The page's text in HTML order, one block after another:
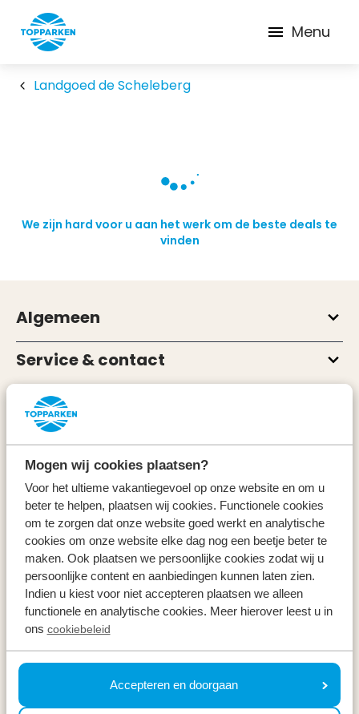
Mogen wij cookies plaatsen?
Voor het ultieme vakantiegevoel op onze website en om u
beter te helpen, plaatsen wij cookies. Functionele cookies
om te zorgen dat onze website goed werkt en analytische
cookies om onze website elke dag nog een beetje beter te
maken. Ook plaatsen we persoonlijke cookies zodat wij u
persoonlijke content en aanbiedingen kunnen laten zien.
Indien u kiest voor niet accepteren plaatsen we alleen
functionele en analytische cookies. Meer hierover leest u in
ons cookiebeleid
Accepteren en doorgaan
Menu
Landgoed de Scheleberg
We zijn hard voor u aan het werk om de beste deals te
vinden
Algemeen
Service & contact
Types
Specials
Vakantieperiodes
Op vakantie
Meld u aan voor onze nieuwsbrief
Ontvang, net als 100.000 anderen, inspiratie over de
mooiste omgevingen, fijnste weekenden weg en de
beste prijzen ⤵
Uw e-mailadres *